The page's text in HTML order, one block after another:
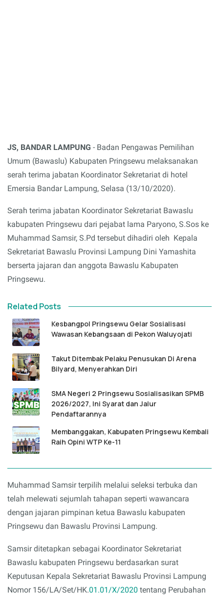
JS, BANDAR LAMPUNG - Badan Pengawas Pemilihan
Umum (Bawaslu) Kabupaten Pringsewu melaksanakan
serah terima jabatan Koordinator Sekretariat di hotel
Emersia Bandar Lampung, Selasa (13/10/2020).
Serah terima jabatan Koordinator Sekretariat Bawaslu
kabupaten Pringsewu dari pejabat lama Paryono, S.Sos ke
Muhammad Samsir, S.Pd tersebut dihadiri oleh Kepala
Sekretariat Bawaslu Provinsi Lampung Dini Yamashita
berserta jajaran dan anggota Bawaslu Kabupaten
Pringsewu.
Related Posts
Kesbangpol Pringsewu Gelar Sosialisasi
Wawasan Kebangsaan di Pekon Waluyojati
Takut Ditembak Pelaku Penusukan Di Arena
Bilyard, Menyerahkan Diri
SMA Negeri 2 Pringsewu Sosialisasikan SPMB
2026/2027, Ini Syarat dan Jalur
Pendaftarannya
Membanggakan, Kabupaten Pringsewu Kembali
Raih Opini WTP Ke-11
Muhammad Samsir terpilih melalui seleksi terbuka dan
telah melewati sejumlah tahapan seperti wawancara
dengan jajaran pimpinan ketua Bawaslu kabupaten
Pringsewu dan Bawaslu Provinsi Lampung.
Samsir ditetapkan sebagai Koordinator Sekretariat
Bawaslu kabupaten Pringsewu berdasarkan surat
Keputusan Kepala Sekretariat Bawaslu Provinsi Lampung
Nomor 156/LA/Set/HK.01.01/X/2020 tentang Perubahan